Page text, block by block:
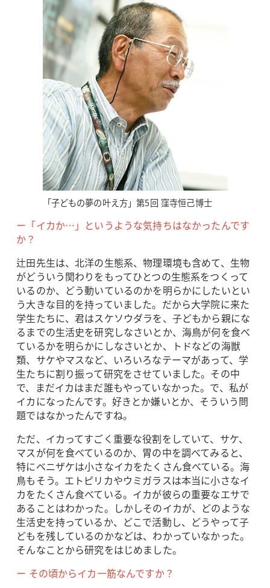
「子どもの夢の叶え方」第5回 窪寺恒己博士
ー「イカか…」というような気持ちはなかったんです
か？
辻田先生は、北洋の生態系、物理環境も含めて、生物
がどういう関わりをもってひとつの生態系をつくって
いるのか、どう動いているのかを明らかにしたいとい
う大きな目的を持っていました。だから大学院に来た
学生たちに、君はスケソウダラを、子どもから親にな
るまでの生活史を研究しなさいとか、海鳥が何を食べ
ているかを明らかにしなさいとか、トドなどの海獣
類、サケやマスなど、いろいろなテーマがあって、学
生たちに割り振って研究をさせていました。その中
で、まだイカはまだ誰もやっていなかった。で、私が
イカになったんです。好きとか嫌いとか、そういう問
題ではなかったんですね。
ただ、イカってすごく重要な役割をしていて、サケ、
マスが何を食べているのか、胃の中を調べてみると、
特にベニザケは小さなイカをたくさん食べている。海
鳥もそう。エトピリカやウミガラスは本当に小さなイ
カをたくさん食べている。イカが彼らの重要なエサで
あることはわかった。しかしそのイカが、どのような
生活史を持っているか、どこで活動し、どうやって子
どもを残しているのかなどは、わかっていなかった。
そんなことから研究をはじめました。
ー その頃からイカ一筋なんですか？